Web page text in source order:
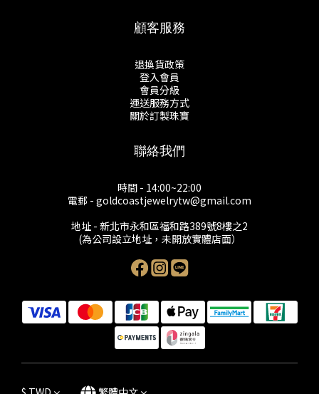
顧客服務
退換貨政策
登入會員
會員分級
運送服務方式
關於訂製珠寶
聯絡我們
時間 - 14:00~22:00
電郵 - goldcoastjewelrytw@gmail.com
地址 - 新北市永和區福和路389號8樓之2
(為公司設立地址，未開放實體店面）